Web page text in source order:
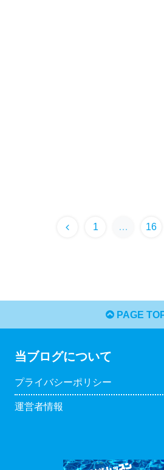
前
1 … 16
PAGE
当ブログについて
プライバシーポリシー
運営者情報